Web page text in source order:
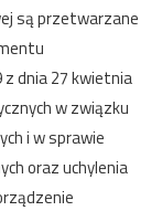
są przetwarzane
z dnia 27 kwietnia
w związku
i w sprawie
oraz uchylenia